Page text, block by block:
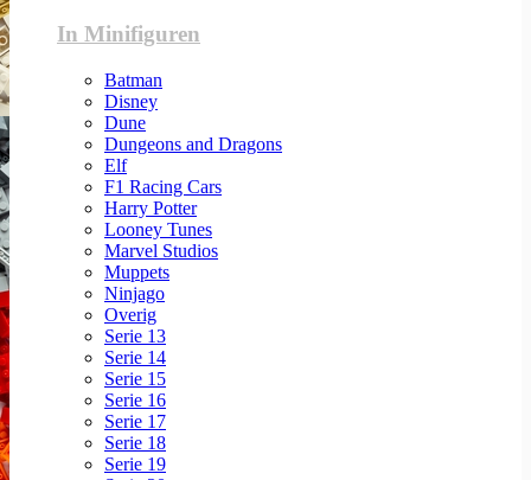
In Minifiguren
Batman
Disney
Dune
Dungeons and Dragons
Elf
F1 Racing Cars
Harry Potter
Looney Tunes
Marvel Studios
Muppets
Ninjago
Overig
Serie 13
Serie 14
Serie 15
Serie 16
Serie 17
Serie 18
Serie 19